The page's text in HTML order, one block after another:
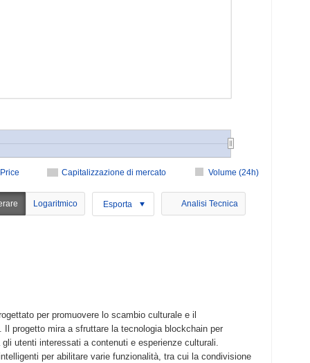
Capitalizzazione di mercato Volume (24h)
Price
Logaritmico Esporta Analisi Tecnica
per promuovere lo scambio culturale e il
progetto mira a sfruttare la tecnologia blockchain per
utenti interessati a contenuti e esperienze culturali.
per abilitare varie funzionalità, tra cui la condivisione